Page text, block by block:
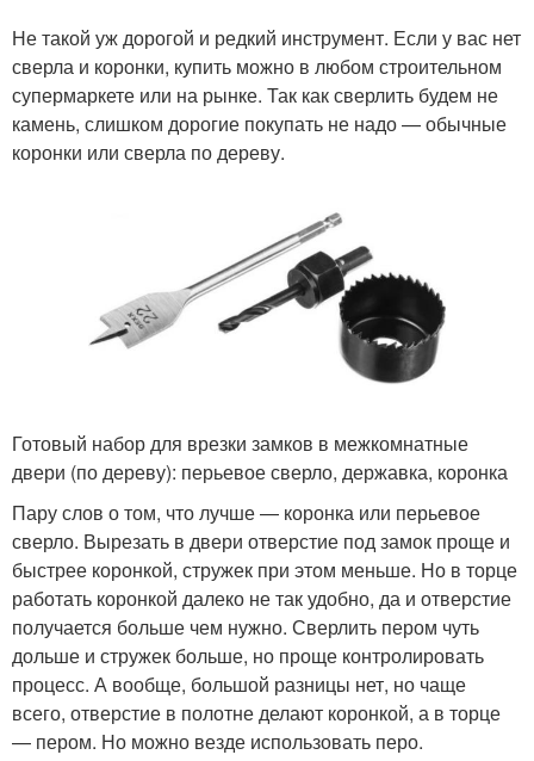
Не такой уж дорогой и редкий инструмент. Если у вас нет
сверла и коронки, купить можно в любом строительном
супермаркете или на рынке. Так как сверлить будем не
камень, слишком дорогие покупать не надо — обычные
коронки или сверла по дереву.
Готовый набор для врезки замков в межкомнатные
двери (по дереву): перьевое сверло, державка, коронка
Пару слов о том, что лучше — коронка или перьевое
сверло. Вырезать в двери отверстие под замок проще и
быстрее коронкой, стружек при этом меньше. Но в торце
работать коронкой далеко не так удобно, да и отверстие
получается больше чем нужно. Сверлить пером чуть
дольше и стружек больше, но проще контролировать
процесс. А вообще, большой разницы нет, но чаще
всего, отверстие в полотне делают коронкой, а в торце
— пером. Но можно везде использовать перо.